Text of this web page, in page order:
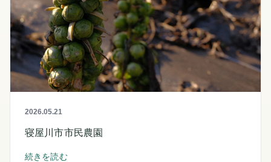
2026.05.21
寝屋川市市民農園
続きを読む